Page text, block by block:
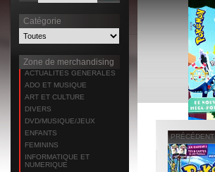
Catégorie
Zone de merchandising
ACTUALITES GENERALES
ADO ET MUSIQUE
ART ET CULTURE
DIVERS
DVD/MUSIQUE/JEUX
ENFANTS
FEMININS
INFORMATIQUE ET
NUMERIQUE
PRÉCÉDENT